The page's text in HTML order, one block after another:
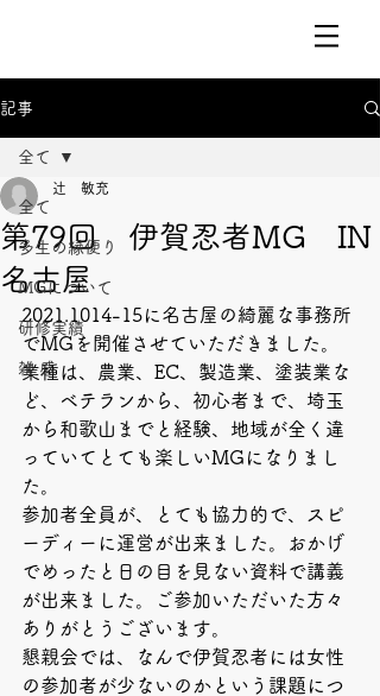
記事
全て
多生の縁便り
MGについて
研修実績
雑 感
全て
第79回 伊賀忍者MG IN
名古屋
辻 敏充
2021.1014-15に名古屋の綺麗な事務所
でMGを開催させていただきました。
業種は、農業、EC、製造業、塗装業な
ど、ベテランから、初心者まで、埼玉
から和歌山までと経験、地域が全く違
っていてとても楽しいMGになりまし
た。
参加者全員が、とても協力的で、スピ
ーディーに運営が出来ました。おかげ
でめったと日の目を見ない資料で講義
が出来ました。ご参加いただいた方々
ありがとうございます。
懇親会では、なんで伊賀忍者には女性
の参加者が少ないのかという課題につ